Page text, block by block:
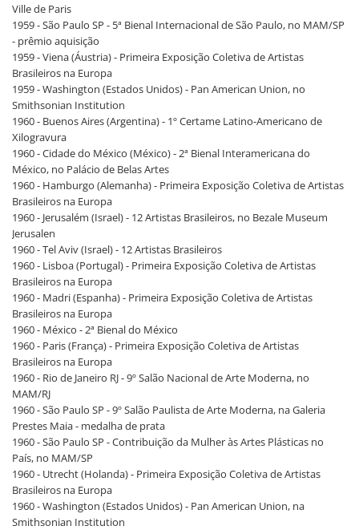
Ville de Paris
1959 - São Paulo SP - 5ª Bienal Internacional de São Paulo, no MAM/SP
- prêmio aquisição
1959 - Viena (Áustria) - Primeira Exposição Coletiva de Artistas
Brasileiros na Europa
1959 - Washington (Estados Unidos) - Pan American Union, no
Smithsonian Institution
1960 - Buenos Aires (Argentina) - 1º Certame Latino-Americano de
Xilogravura
1960 - Cidade do México (México) - 2ª Bienal Interamericana do
México, no Palácio de Belas Artes
1960 - Hamburgo (Alemanha) - Primeira Exposição Coletiva de Artistas
Brasileiros na Europa
1960 - Jerusalém (Israel) - 12 Artistas Brasileiros, no Bezale Museum
Jerusalen
1960 - Tel Aviv (Israel) - 12 Artistas Brasileiros
1960 - Lisboa (Portugal) - Primeira Exposição Coletiva de Artistas
Brasileiros na Europa
1960 - Madri (Espanha) - Primeira Exposição Coletiva de Artistas
Brasileiros na Europa
1960 - México - 2ª Bienal do México
1960 - Paris (França) - Primeira Exposição Coletiva de Artistas
Brasileiros na Europa
1960 - Rio de Janeiro RJ - 9º Salão Nacional de Arte Moderna, no
MAM/RJ
1960 - São Paulo SP - 9º Salão Paulista de Arte Moderna, na Galeria
Prestes Maia - medalha de prata
1960 - São Paulo SP - Contribuição da Mulher às Artes Plásticas no
País, no MAM/SP
1960 - Utrecht (Holanda) - Primeira Exposição Coletiva de Artistas
Brasileiros na Europa
1960 - Washington (Estados Unidos) - Pan American Union, na
Smithsonian Institution